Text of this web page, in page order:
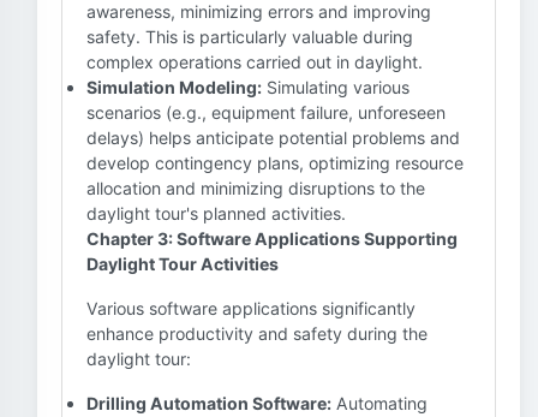
awareness, minimizing errors and improving
safety. This is particularly valuable during
complex operations carried out in daylight.
Simulation Modeling: Simulating various
scenarios (e.g., equipment failure, unforeseen
delays) helps anticipate potential problems and
develop contingency plans, optimizing resource
allocation and minimizing disruptions to the
daylight tour's planned activities.
Chapter 3: Software Applications Supporting
Daylight Tour Activities
Various software applications significantly
enhance productivity and safety during the
daylight tour:
Drilling Automation Software: Automating